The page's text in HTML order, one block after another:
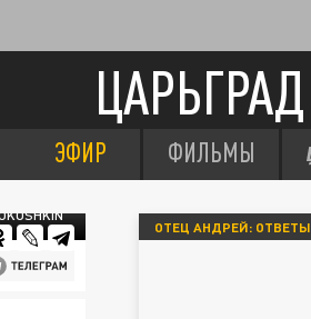
ЦАРЬГРАД
ЭФИР ФИЛЬМЫ
ОТЕЦ АНДРЕЙ: ОТВЕТЫ